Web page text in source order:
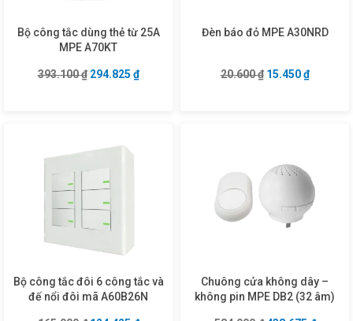
Bộ công tắc dùng thẻ từ 25A
MPE A70KT
393.100₫ Giá gốc là: 393.100 ₫.
294.825 ₫Giá hiện tại là: 294.825 ₫.
Đèn báo đỏ MPE A30NRD
20.600₫ Giá gốc là:
15.450₫Giá hiện
Bộ công tắc đôi 6 công tắc và
đế nổi đôi mã A60B26N
Chuông cửa không dây –
không pin MPE DB2 (32 âm)